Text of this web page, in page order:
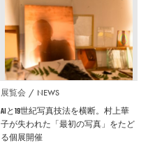
展覧会 NEWS
AIと19世紀写真技法を横断。村上華
子が失われた「最初の写真」をたど
る個展開催